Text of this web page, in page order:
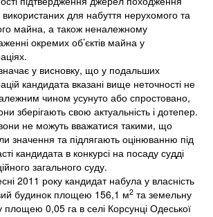
використаних для набуття нерухомого та
майна, а також неналежному
окремих об’єктів майна у
у висновку, що у подальших
кандидата вказані вище неточності не
чином усунуто або спростовано,
зберігають свою актуальність і дотепер.
не можуть вважатися такими, що
значення та підлягають оцінюванню під
кандидата в конкурсі на посаду судді
загального суду.
2011 року кандидат набула у власність
будинок площею 156,1 м2 та земельну
площею 0,05 га в селі Корсунці Одеської